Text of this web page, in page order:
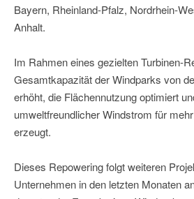
Bayern, Rheinland-Pfalz, Nordrhein-
Anhalt.
Im Rahmen eines gezielten Turbinen-
Gesamtkapazität der Windparks von
erhöht, die Flächennutzung optimiert
umweltfreundlicher Windstrom für
erzeugt.
Dieses Repowering folgt weiteren
Unternehmen in den letzten Monaten